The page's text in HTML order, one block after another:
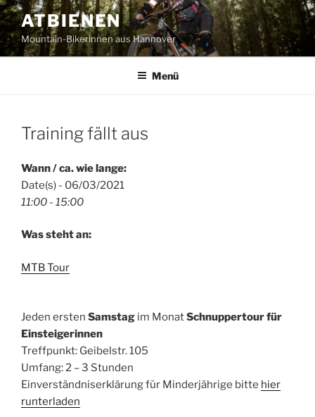
Zum
Inhalt
springen
ATBIENEN
Mountain-Bikerinnen aus Hannover
Menü
Training fällt aus
Wann / ca. wie lange:
Date(s) - 06/03/2021
11:00 - 15:00
Was steht an:
MTB Tour
Jeden ersten Samstag im MonatSchnuppertour für
Einsteigerinnen
Treffpunkt: Geibelstr. 105
Umfang: 2 – 3 Stunden
Einverständniserklärung für Minderjährige bitte hier
runterladen